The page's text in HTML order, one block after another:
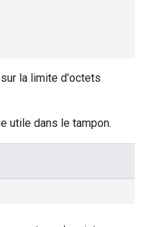
la limite d'octets
utile dans le tampon.